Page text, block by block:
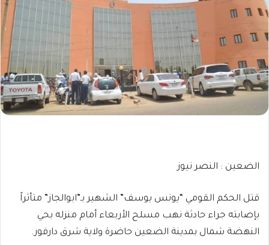
الضعين : النصر نيوز
قتل الحكم القومي “يونس يوسف” الشهير بـ”ابوالجاز” متأثراً
بإصابته جراء حادثة نهب مسلح الأربعاء أمام منزله بحي
النهضة شمال بمدينة الضعين حاضرة ولاية شرق دارفور.